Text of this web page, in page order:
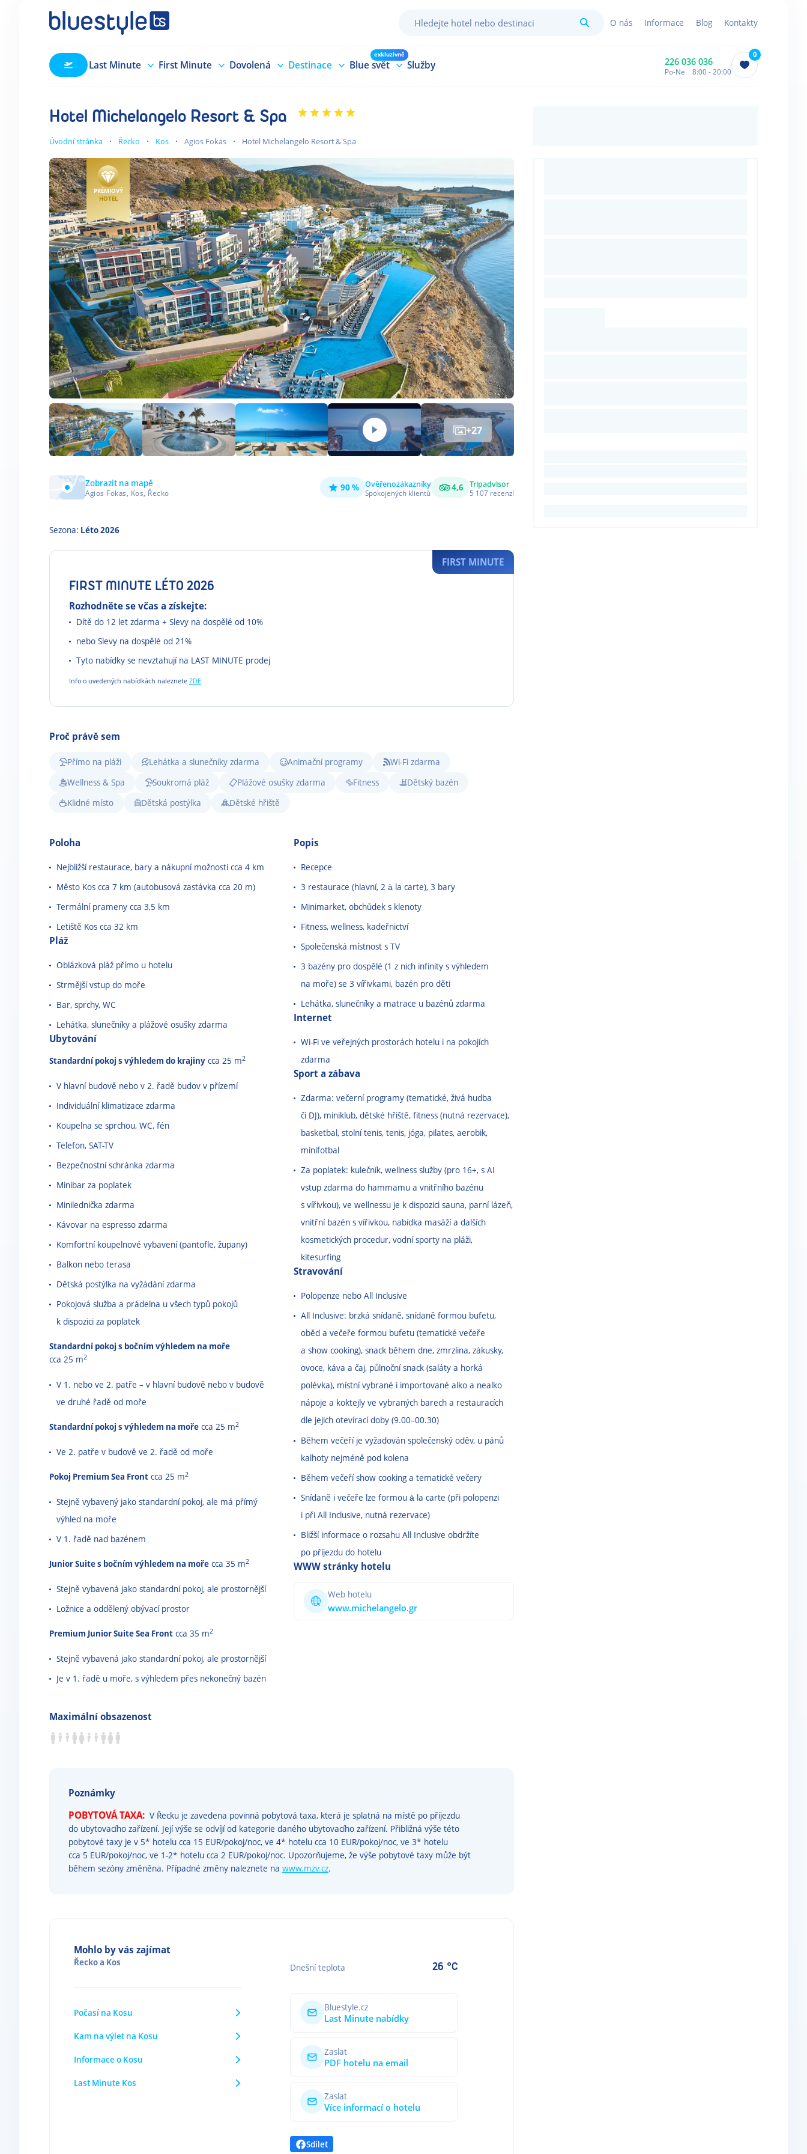
HledatO nás Informace Blog Kontakty
Last Minute First Minute Dovolená Destinace Blue svět
exkluzivně
Služby 226 036 036
Po-Ne 8:00 - 20:00
0
Hotel Michelangelo Resort & Spa
Úvodní stránka Řecko Kos Agios Fokas Hotel Michelangelo Resort & Spa
PRÉMIOVÝ
HOTEL
+27
Zobrazit na mapě
Agios Fokas, Kos, Řecko 90 % Ověřenozákazníky
Spokojených klientů 4,6 Tripadvisor
5 107 recenzí
Sezona: Léto 2026
FIRST MINUTE LÉTO 2026
Rozhodněte se včas a získejte:
Dítě do 12 let zdarma + Slevy na dospělé od 10%
nebo Slevy na dospělé od 21%
Tyto nabídky se nevztahují na LAST MINUTE prodej
Info o uvedených nabídkách naleznete ZDE
FIRST MINUTE
Proč právě sem
Přímo na pláži Lehátka a slunečníky zdarma Animační programy
Wi-Fi zdarma
Wellness & Spa
Soukromá pláž Plážové osušky zdarma Fitness
Dětský bazén
Klidné místo
Dětská postýlka Dětské hřiště
Poloha
Nejbližší restaurace, bary a nákupní možnosti cca 4 km
Město Kos cca 7 km (autobusová zastávka cca 20 m)
Termální prameny cca 3,5 km
Letiště Kos cca 32 km
Pláž
Oblázková pláž přímo u hotelu
Strmější vstup do moře
Bar, sprchy, WC
Lehátka, slunečníky a plážové osušky zdarma
Ubytování
Standardní pokoj s výhledem do krajiny cca 25 m2
V hlavní budově nebo v 2. řadě budov v přízemí
Individuální klimatizace zdarma
Koupelna se sprchou, WC, fén
Telefon, SAT-TV
Bezpečnostní schránka zdarma
Minibar za poplatek
Minilednička zdarma
Kávovar na espresso zdarma
Komfortní koupelnové vybavení (pantofle, župany)
Balkon nebo terasa
Dětská postýlka na vyžádání zdarma
Pokojová služba a prádelna u všech typů pokojů
k dispozici za poplatek
Standardní pokoj s bočním výhledem na moře
cca 25 m2
V 1. nebo ve 2. patře – v hlavní budově nebo v budově
ve druhé řadě od moře
Standardní pokoj s výhledem na moře cca 25 m2
Ve 2. patře v budově ve 2. řadě od moře
Pokoj Premium Sea Front cca 25 m2
Stejně vybavený jako standardní pokoj, ale má přímý
výhled na moře
V 1. řadě nad bazénem
Junior Suite s bočním výhledem na moře cca 35 m2
Stejně vybavená jako standardní pokoj, ale prostornější
Ložnice a oddělený obývací prostor
Premium Junior Suite Sea Front cca 35 m2
Stejně vybavená jako standardní pokoj, ale prostornější
Je v 1. řadě u moře, s výhledem přes nekonečný bazén
Popis
Recepce
3 restaurace (hlavní, 2 à la carte), 3 bary
Minimarket, obchůdek s klenoty
Fitness, wellness, kadeřnictví
Společenská místnost s TV
3 bazény pro dospělé (1 z nich infinity s výhledem
na moře) se 3 vířivkami, bazén pro děti
Lehátka, slunečníky a matrace u bazénů zdarma
Internet
Wi-Fi ve veřejných prostorách hotelu i na pokojích
zdarma
Sport a zábava
Zdarma: večerní programy (tematické, živá hudba
či DJ), miniklub, dětské hřiště, fitness (nutná rezervace),
basketbal, stolní tenis, tenis, jóga, pilates, aerobik,
minifotbal
Za poplatek: kulečník, wellness služby (pro 16+, s AI
vstup zdarma do hammamu a vnitřního bazénu
s vířivkou), ve wellnessu je k dispozici sauna, parní lázeň,
vnitřní bazén s vířivkou, nabídka masáží a dalších
kosmetických procedur, vodní sporty na pláži,
kitesurfing
Stravování
Polopenze nebo All Inclusive
All Inclusive: brzká snídaně, snídaně formou bufetu,
oběd a večeře formou bufetu (tematické večeře
a show cooking), snack během dne, zmrzlina, zákusky,
ovoce, káva a čaj, půlnoční snack (saláty a horká
polévka), místní vybrané i importované alko a nealko
nápoje a koktejly ve vybraných barech a restauracích
dle jejich otevírací doby (9.00–00.30)
Během večeří je vyžadován společenský oděv, u pánů
kalhoty nejméně pod kolena
Během večeří show cooking a tematické večery
Snídaně i večeře lze formou à la carte (při polopenzi
i při All Inclusive, nutná rezervace)
Bližší informace o rozsahu All Inclusive obdržíte
po příjezdu do hotelu
WWW stránky hotelu
Web hotelu
www.michelangelo.gr
Maximální obsazenost
Poznámky
POBYTOVÁ TAXA: V Řecku je zavedena povinná pobytová taxa, která je splatná na místě po příjezdu
do ubytovacího zařízení. Její výše se odvíjí od kategorie daného ubytovacího zařízení. Přibližná výše této
pobytové taxy je v 5* hotelu cca 15 EUR/pokoj/noc, ve 4* hotelu cca 10 EUR/pokoj/noc, ve 3* hotelu
cca 5 EUR/pokoj/noc, ve 1-2* hotelu cca 2 EUR/pokoj/noc. Upozorňujeme, že výše pobytové taxy může být
během sezóny změněna. Případné změny naleznete na www.mzv.cz.
Mohlo by vás zajímat
Řeckoa Kos
Počasí na Kosu
Kam na výlet na Kosu
Informace o Kosu
Last Minute Kos
Dnešní teplota 26 °C
Bluestyle.cz
Last Minute nabídky
Zaslat
PDF hotelu na email
Zaslat
Více informací o hotelu
Sdílet